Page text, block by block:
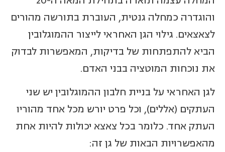
והוגדרה כמחלה גנטית, העוברת בתורשה מהורים
לצאצאים. גילוי הגן האחראי לייצור ההמוגלובין
הביא להתפתחות של בדיקות, המאפשרות לבדוק
את נוכחות המוטציה בבני האדם.
לגן האחראי על בניית חלבון ההמוגלובין יש שני
העתקים (אללים), וכל פרט יורש מכל אחד מהוריו
העתק אחד. כלומר בכל צאצא יכולות להיות אחת
מהאפשרויות הבאות של גן זה: